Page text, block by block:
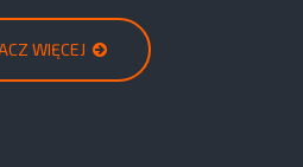
WIĘCEJ